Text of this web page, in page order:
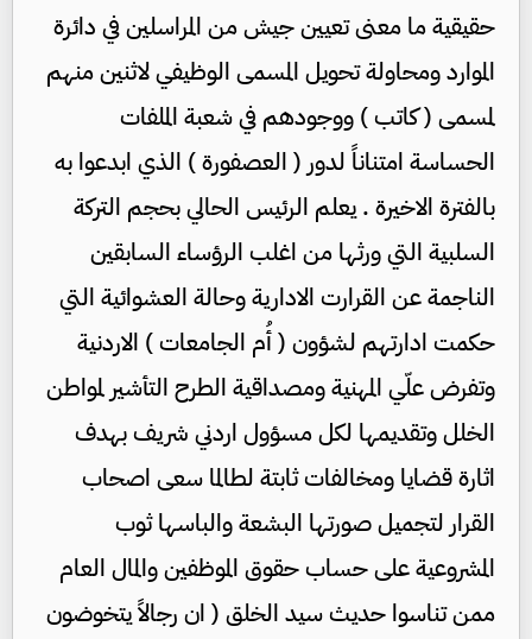
حقيقية ما معنى تعيين جيش من المراسلين في دائرة
الموارد ومحاولة تحويل المسمى الوظيفي لاثنين منهم
لمسمى ( كاتب ) ووجودهم في شعبة الملفات
الحساسة امتناناً لدور ( العصفورة ) الذي ابدعوا به
بالفترة الاخيرة . يعلم الرئيس الحالي بحجم التركة
السلبية التي ورثها من اغلب الرؤساء السابقين
الناجمة عن القرارت الادارية وحالة العشوائية التي
حكمت ادارتهم لشؤون ( أُم الجامعات ) الاردنية
وتفرض علّي المهنية ومصداقية الطرح التأشير لمواطن
الخلل وتقديمها لكل مسؤول اردني شريف بهدف
اثارة قضايا ومخالفات ثابتة لطالما سعى اصحاب
القرار لتجميل صورتها البشعة والباسها ثوب
المشروعية على حساب حقوق الموظفين والمال العام
ممن تناسوا حديث سيد الخلق ( ان رجالاً يتخوضون